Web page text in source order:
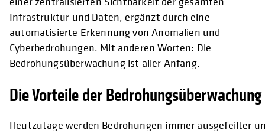
Infrastruktur und Daten, ergänzt durch eine
automatisierte Erkennung von Anomalien und
Cyberbedrohungen. Mit anderen Worten: Die
Bedrohungsüberwachung ist aller Anfang.
Die Vorteile der Bedrohungsüberwachung
Heutzutage werden Bedrohungen immer ausgefeilter